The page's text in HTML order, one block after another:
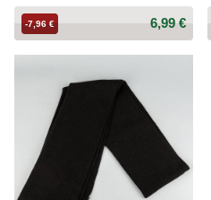
6,99 €
-7,96 €